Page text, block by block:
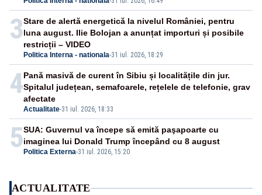
3
Politica Interna - nationala-31 iul. 2026, 18:29
Stare de alertă energetică la nivelul României, pentru
luna august. Ilie Bolojan a anunțat importuri și posibile
restricții – VIDEO
4
Actualitate-31 iul. 2026, 18:33
Pană masivă de curent în Sibiu și localitățile din jur.
Spitalul județean, semafoarele, rețelele de telefonie, grav
afectate
5 Politica Externa-31 iul. 2026, 15:20
SUA: Guvernul va începe să emită paşapoarte cu
imaginea lui Donald Trump începând cu 8 august
ACTUALITATE